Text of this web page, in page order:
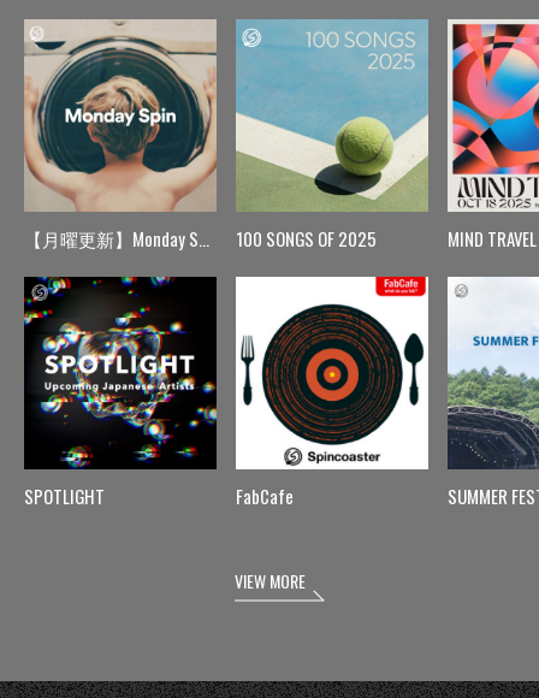
【月曜更新】Monday Spin
SPOTLIGHT
100 SONGS OF 2025
FabCafe
MIND TRAVEL
SUMMER
VIEW MORE